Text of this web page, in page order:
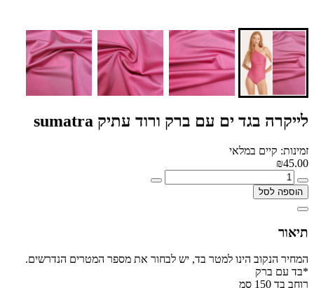
לייקרה בגד ים עם ברק ורוד עתיק sumatra
זמינות: קיים במלאי
₪45.00
הוספה לסל
תיאור
המחיר הנקוב הינו למטר בד, יש לבחור את מספר המטרים הנדרשים.
*בד עם ברק
רוחב בד 150 סמ